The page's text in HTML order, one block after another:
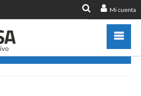
Mi cuenta